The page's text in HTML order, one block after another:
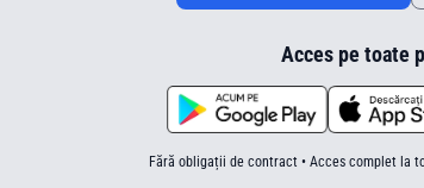
Acces pe toate
Fără obligații de contract • Acces complet la